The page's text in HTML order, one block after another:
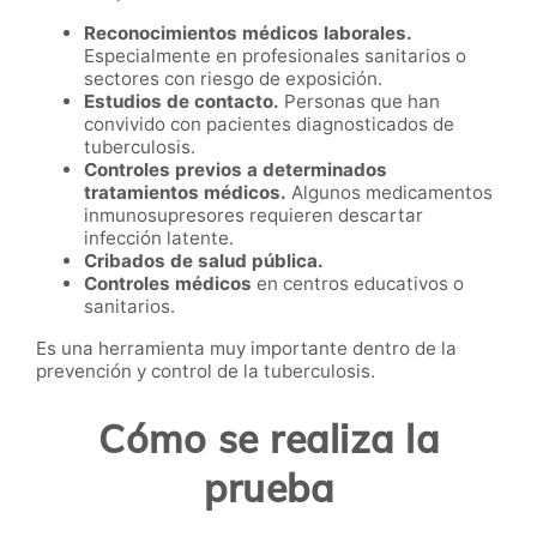
Reconocimientos médicos laborales.
Especialmente en profesionales sanitarios o
sectores con riesgo de exposición.
Estudios de contacto. Personas que han
convivido con pacientes diagnosticados de
tuberculosis.
Controles previos a determinados
tratamientos médicos. Algunos medicamentos
inmunosupresores requieren descartar
infección latente.
Cribados de salud pública.
Controles médicos en centros educativos o
sanitarios.
Es una herramienta muy importante dentro de la
prevención y control de la tuberculosis.
Cómo se realiza la
prueba